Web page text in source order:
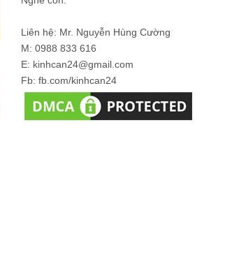
Liên hệ: Mr. Nguyễn Hùng Cường
M: 0988 833 616
E: kinhcan24@gmail.com
Fb: fb.com/kinhcan24